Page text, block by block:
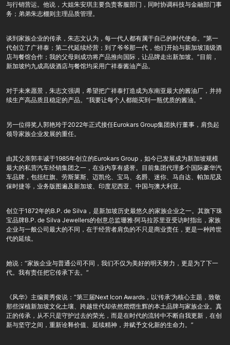
与行销营运。他说，大姐朱安琪主要负责客服部门，同时协调科技与金融部门事
务；弟弟朱志棚则主理品质管理。
谈到家族企业的传承，朱志文认为，每一代人都有属于自己的时代使命。“第一
代创立了广祥泰；第二代延续经营；到了爷爷那一代，他们开始与新加坡顶级酒
店与餐馆合作；我的父母则成功将产品推向国际，让品牌走出新加坡。”目前，
新加坡约九成高级酒店与餐馆均采用广祥泰酱油产品。
对于未来愿景，朱志文强调，希望把广祥泰打造成为东南亚最大的酱油厂，并持
续生产高品质且稳定的产品。“我要让每个人都能买到一瓶优质的酱油。”
另一位得奖人郭艳玲于2022年正式接任Eurokars Group集团执行董事，肩负起
领导家族企业发展的重任。
由其父亲郭丰诚于1985年创立的Eurokars Group，如今已发展成为新加坡规模
最大的私营汽车经销集团之一，在业内享有盛誉。目前集团代理多个国际豪华汽
车品牌，包括红旗、劳斯莱斯、迈凯伦、宝马、名爵、迷你、马自达、帕加尼及
保时捷等，业务版图遍及新加坡、印度尼西亚、中国与澳大利亚。
创立于1872年的B.P. de Silva，是新加坡历史最悠久的家族企业之一。其旗下珠
宝品牌B.P. de Silva Jewellers的创意总监珊雅·阿马拉苏里亚受访时指出，家族
企业与一般公司最大的不同，在于经营者肩负的不只是商业责任，更是一种跨世
代的延续。
她说：“家族企业与普通公司不同，我们不仅为美好的明天努力，更是为了下一
代。我有责任把它传承下去。”
《风华》主编黄秀俊说：“第三届Next Icon Awards，以‘传承’为核心主题，致敬
那些深植新加坡文化土壤、跨越世代却依然熠熠生辉的本土品牌与家族企业。真
正的传承，从不只是守护过去的荣光，而是在时代的流转中不断自我更新，在创
新与坚守之间，重新诠释价值、延续精神，并赋予文化新的生命力。”